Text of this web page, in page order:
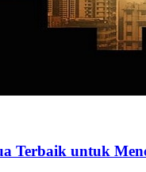
Terbaik untuk